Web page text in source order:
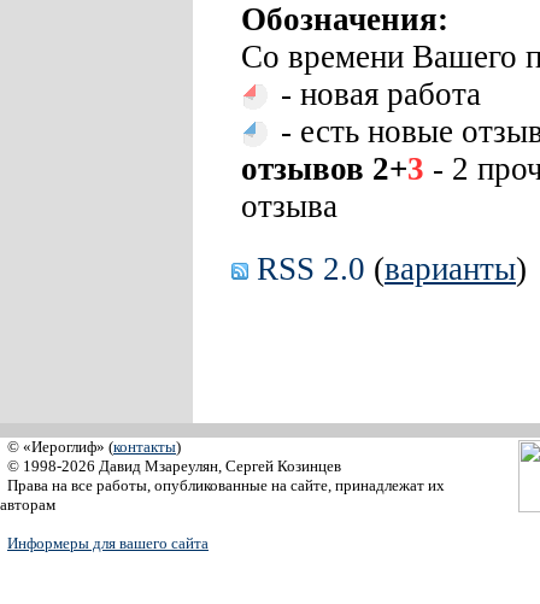
Обозначения:
Со времени Вашего
- новая работа
- есть новые
отзывов 2+3 - 2
отзыва
RSS 2.0 (варианты)
© «Иероглиф» (контакты)
© 1998-2026 Давид Мзареулян, Сергей Козинцев
Права на все работы, опубликованные на сайте, принадлежат их
авторам
Информеры для вашего сайта